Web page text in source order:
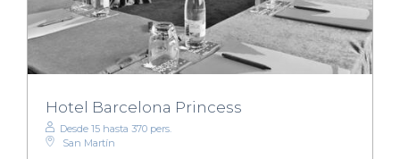
Hotel Barcelona Princess
Desde 15 hasta 370 pers.
San Martín